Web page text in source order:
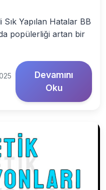
Yapılan Hatalar BB
popülerliği artan bir
Devamını
Oku